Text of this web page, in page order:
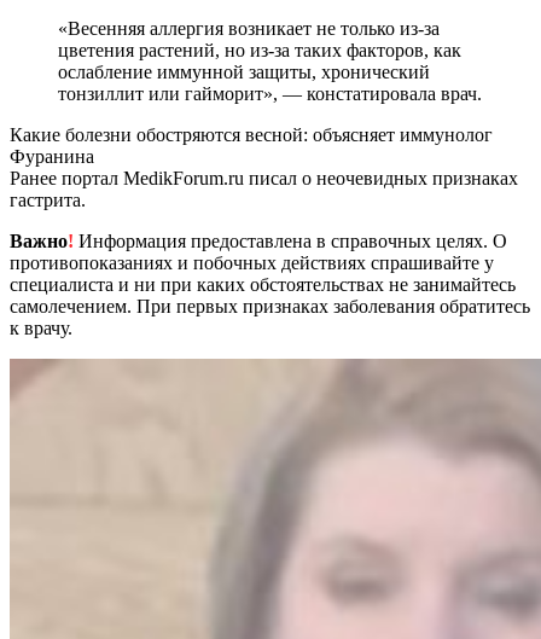
«Весенняя аллергия возникает не только из-за
цветения растений, но из-за таких факторов, как
ослабление иммунной защиты, хронический
тонзиллит или гайморит», — констатировала врач.
Какие болезни обостряются весной: объясняет иммунолог
Фуранина
Ранее портал MedikForum.ru писал о неочевидных признаках
гастрита.
Важно! Информация предоставлена в справочных целях. О
противопоказаниях и побочных действиях спрашивайте у
специалиста и ни при каких обстоятельствах не занимайтесь
самолечением. При первых признаках заболевания обратитесь
к врачу.